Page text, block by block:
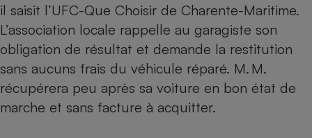
il saisit l’UFC-Que Choisir de Charente-Maritime.
L’association locale rappelle au garagiste son
obligation de résultat et demande la restitution
sans aucuns frais du véhicule réparé. M. M.
récupérera peu après sa voiture en bon état de
marche et sans facture à acquitter.Téléphone mobile -